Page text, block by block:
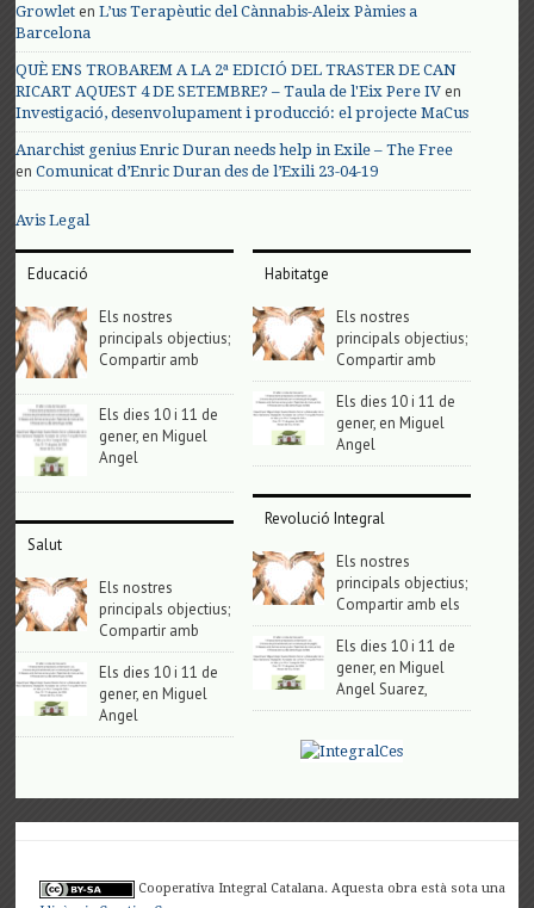
Growlet enL’us Terapèutic del Cànnabis-Aleix Pàmies a
Barcelona
QUÈ ENS TROBAREM A LA 2ª EDICIÓ DEL TRASTER DE CAN
RICART AQUEST 4 DE SETEMBRE? – Taula de l'Eix Pere IV en
Investigació, desenvolupament i producció: el projecte MaCus
Anarchist genius Enric Duran needs help in Exile – The Free
enComunicat d’Enric Duran des de l’Exili 23-04-19
Avis Legal
Educació
Els nostres
principals objectius;
Compartir amb
Els dies 10 i 11 de
gener, en Miguel
Angel
Salut
Els nostres
principals objectius;
Compartir amb
Els dies 10 i 11 de
gener, en Miguel
Angel
Habitatge
Els nostres
principals objectius;
Compartir amb
Els dies 10 i 11 de
gener, en Miguel
Angel
Revolució Integral
Els nostres
principals objectius;
Compartir amb els
Els dies 10 i 11 de
gener, en Miguel
Angel Suarez,
Cooperativa Integral Catalana. Aquesta obra està sota una